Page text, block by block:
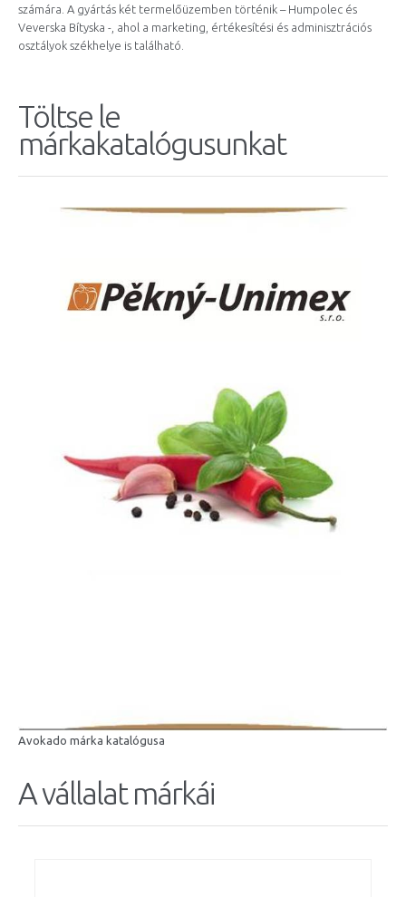
számára. A gyártás két termelőüzemben történik – Humpolec és
Veverska Bítyska -, ahol a marketing, értékesítési és adminisztrációs
osztályok székhelye is található.
Töltse le
márkakatalógusunkat
Avokado márka katalógusa
A vállalat márkái